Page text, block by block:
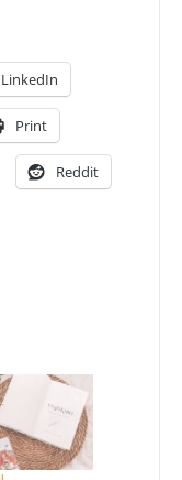
LinkedIn
Print
Reddit